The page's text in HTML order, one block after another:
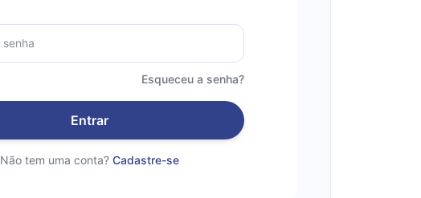
Esqueceu a senha?
Entrar
Não tem uma conta? Cadastre-se